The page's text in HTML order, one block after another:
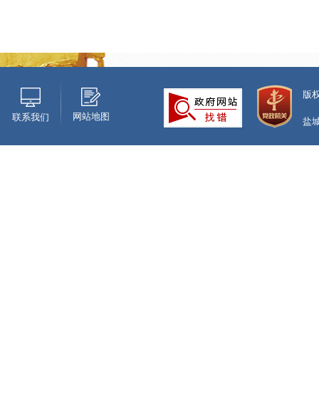
联系我们 网站地图
版
盐